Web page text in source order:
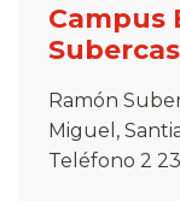
Campus
Ramón
Miguel,
Teléfono 2